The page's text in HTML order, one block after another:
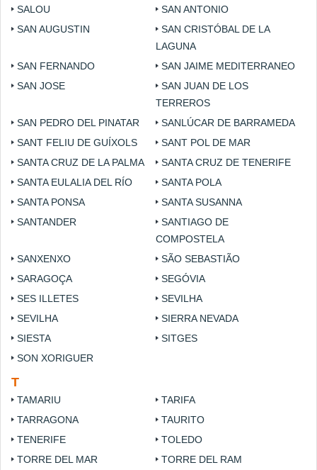
SALOU
SAN ANTONIO
SAN AUGUSTIN
SAN CRISTÓBAL DE LA
LAGUNA
SAN FERNANDO
SAN JAIME MEDITERRANEO
SAN JOSE
SAN JUAN DE LOS
TERREROS
SAN PEDRO DEL PINATAR
SANLÚCAR DE BARRAMEDA
SANT FELIU DE GUÍXOLS
SANT POL DE MAR
SANTA CRUZ DE LA PALMA
SANTA CRUZ DE TENERIFE
SANTA EULALIA DEL RÍO
SANTA POLA
SANTA PONSA
SANTA SUSANNA
SANTANDER
SANTIAGO DE
COMPOSTELA
SANXENXO
SÃO SEBASTIÃO
SARAGOÇA
SEGÓVIA
SES ILLETES
SEVILHA
SEVILHA
SIERRA NEVADA
SIESTA
SITGES
SON XORIGUER
T
TAMARIU
TARIFA
TARRAGONA
TAURITO
TENERIFE
TOLEDO
TORRE DEL MAR
TORRE DEL RAM